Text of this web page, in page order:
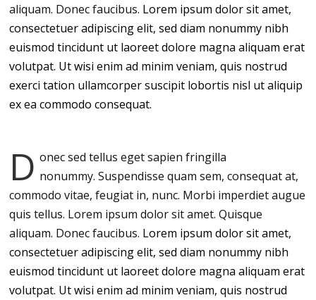
aliquam. Donec faucibus. Lorem ipsum dolor sit amet,
consectetuer adipiscing elit, sed diam nonummy nibh
euismod tincidunt ut laoreet dolore magna aliquam erat
volutpat. Ut wisi enim ad minim veniam, quis nostrud
exerci tation ullamcorper suscipit lobortis nisl ut aliquip
ex ea commodo consequat.
D onec sed tellus eget sapien fringilla
nonummy.Suspendisse quam sem, consequat at,
commodo vitae, feugiat in, nunc. Morbi imperdiet augue
quis tellus. Lorem ipsum dolor sit amet. Quisque
aliquam. Donec faucibus. Lorem ipsum dolor sit amet,
consectetuer adipiscing elit, sed diam nonummy nibh
euismod tincidunt ut laoreet dolore magna aliquam erat
volutpat. Ut wisi enim ad minim veniam, quis nostrud